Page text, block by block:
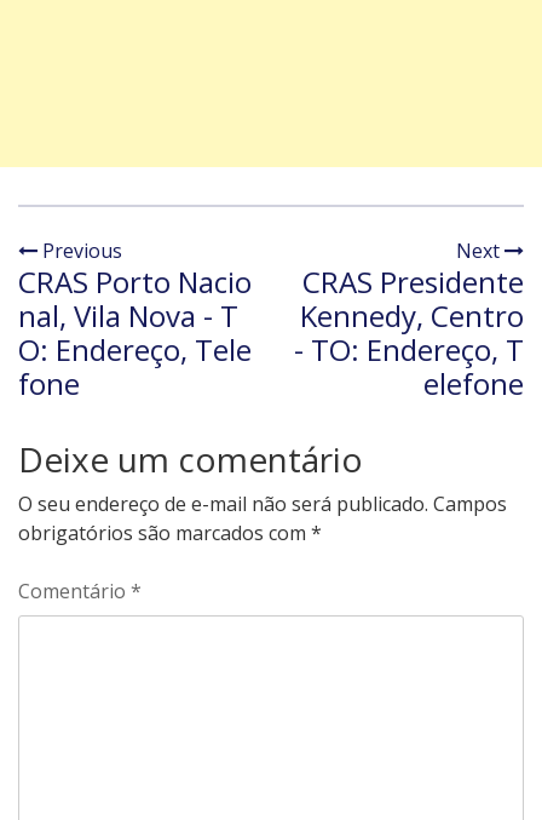
Previous
CRAS Porto Nacio
nal, Vila Nova - T
O: Endereço, Tele
fone
Next
CRAS Presidente
Kennedy, Centro
- TO: Endereço, T
elefone
Deixe um comentário
O seu endereço de e-mail não será publicado. Campos
obrigatórios são marcados com *
Comentário *